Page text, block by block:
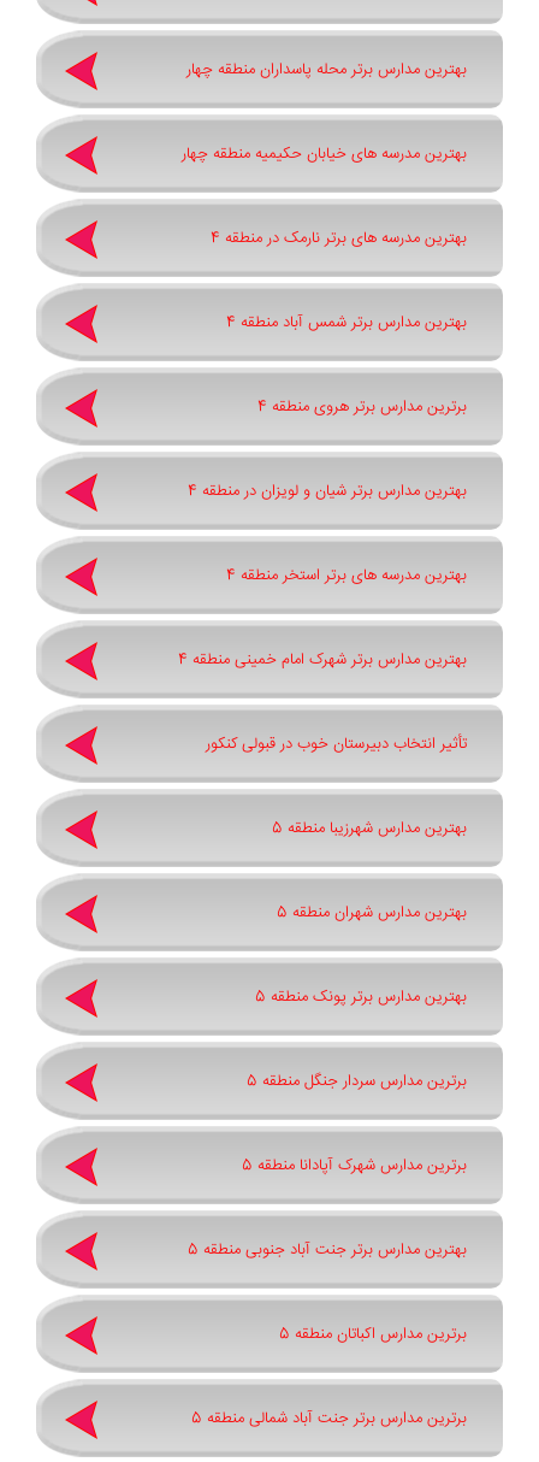
بهترین مدارس برتر محله پاسداران منطقه چهار
بهترین مدرسه های خیابان حکیمیه منطقه چهار
بهترین مدرسه های برتر نارمک در منطقه 4
بهترین مدارس برتر شمس آباد منطقه 4
برترین مدارس برتر هروی منطقه 4
بهترین مدارس برتر شیان و لویزان در منطقه 4
بهترین مدرسه های برتر استخر منطقه 4
بهترین مدارس برتر شهرک امام خمینی منطقه 4
تأثیر انتخاب دبیرستان خوب در قبولی کنکور
بهترین مدارس شهرزیبا منطقه 5
بهترین مدارس شهران منطقه 5
بهترین مدارس برتر پونک منطقه 5
برترین مدارس سردار جنگل منطقه 5
برترین مدارس شهرک آپادانا منطقه 5
بهترین مدارس برتر جنت آباد جنوبی منطقه 5
برترین مدارس اکباتان منطقه 5
برترین مدارس برتر جنت آباد شمالی منطقه 5